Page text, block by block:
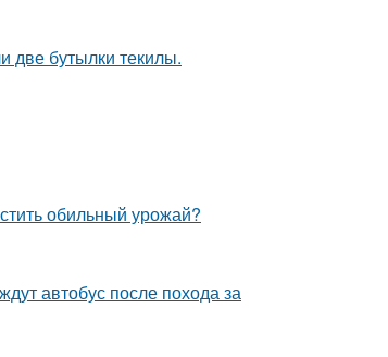
две бутылки текилы.
обильный урожай?
автобус после похода за